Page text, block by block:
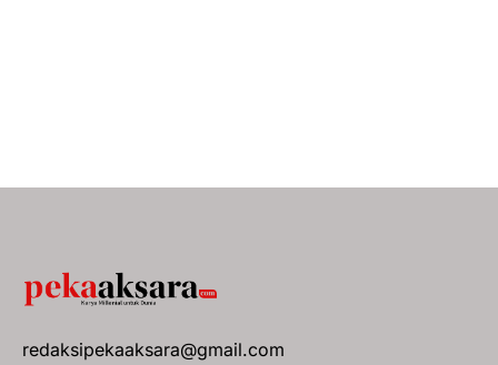
redaksipekaaksara@gmail.com